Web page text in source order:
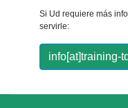
Si Ud requiere más
servirle:
info[at]training-